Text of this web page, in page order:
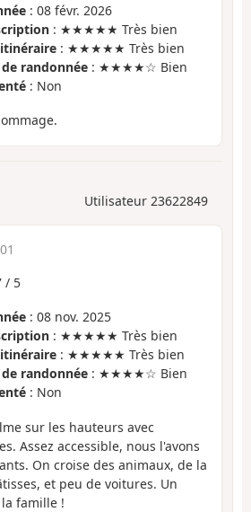
: 08 févr. 2026
: ★★★★★ Très bien
: ★★★★★ Très bien
randonnée : ★★★★☆ Bien
: Non
Utilisateur 23622849
/ 5
: 08 nov. 2025
: ★★★★★ Très bien
: ★★★★★ Très bien
randonnée : ★★★★☆ Bien
: Non
sur les hauteurs avec
Assez accessible, nous l'avons
On croise des animaux, de la
et peu de voitures. Un
famille !